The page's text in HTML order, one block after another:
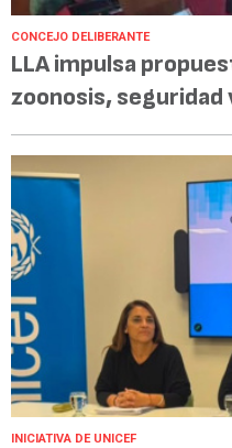
CONCEJO DELIBERANTE
LLA impulsa
zoonosis, seguridad
INICIATIVA DE UNICEF